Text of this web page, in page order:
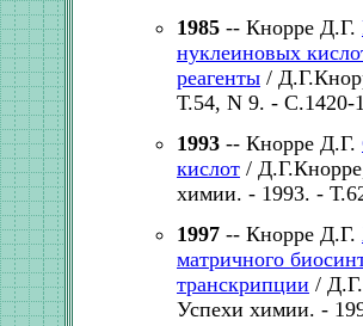
1985 -- Кнорре Д.Г.
нуклеиновых
реагенты /
Т.54, N 9. - С.1420-
1993 -- Кнорре Д.Г.
кислот /
химии. - 1993. -
1997 -- Кнорре Д.Г.
матричного
транскрипции /
Успехи химии. -